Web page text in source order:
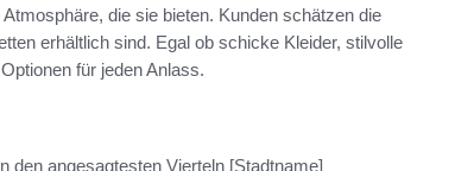
die sie bieten. Kunden schätzen die
erhältlich sind. Egal ob schicke Kleider, stilvolle
für jeden Anlass.
den angesagtesten Vierteln [Stadtname]